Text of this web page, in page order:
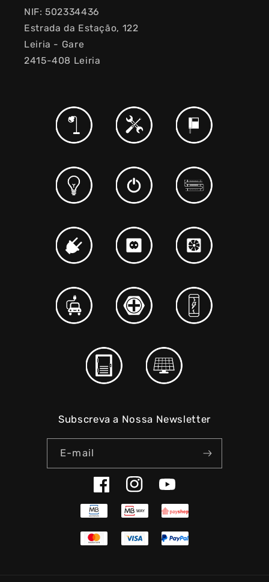
NIF: 502334436
Estrada da Estação, 122
Leiria - Gare
2415-408 Leiria
Subscreva a Nossa Newsletter
E-mail
FacebookInstagramYouTube